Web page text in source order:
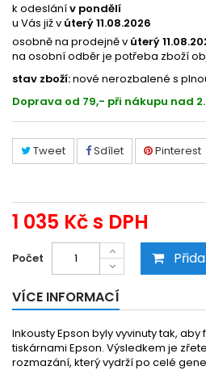
k odeslánív pondělí
u Vás již v úterý 11.08.2026
osobně na prodejně v úterý
na osobní odběr je potřeba zboží
stav zboží:nové nerozbalené s
Doprava od 79,- při nákupu nad
Tweet Sdílet Pinterest
1 035 Kčs DPH
Počet
VÍCE INFORMACÍ
Inkousty Epson byly vyvinuty tak,
tiskárnami Epson. Výsledkem je
rozmazání, který vydrží po celé